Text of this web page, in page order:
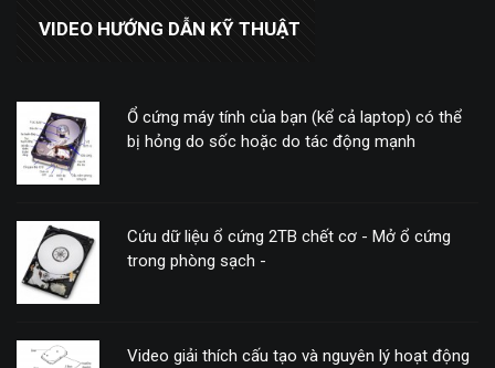
VIDEO HƯỚNG DẪN KỸ THUẬT
Ổ cứng máy tính của bạn (kể cả laptop) có thể
bị hỏng do sốc hoặc do tác động mạnh
Cứu dữ liệu ổ cứng 2TB chết cơ - Mở ổ cứng
trong phòng sạch -
Video giải thích cấu tạo và nguyên lý hoạt động